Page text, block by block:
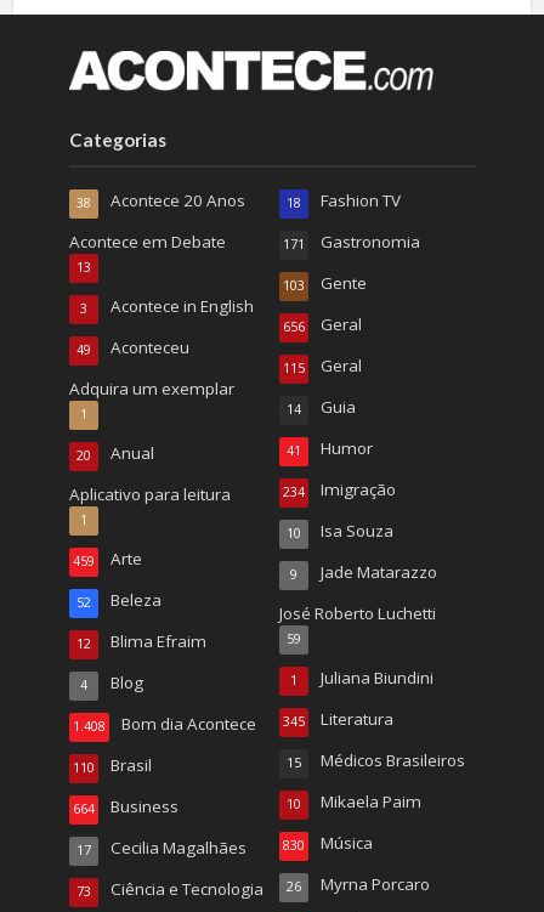
Categorias
Acontece 20 Anos
38
Acontece em Debate
13
Acontece in English
3
Aconteceu
49
Adquira um exemplar
1
Anual
20
Aplicativo para leitura
1
Arte
459
Beleza
52
Blima Efraim
12
Blog
4
Bom dia Acontece
1.408
Brasil
110
Business
664
Cecilia Magalhães
17
Ciência e Tecnologia
73
Fashion TV
18
Gastronomia
171
Gente
103
Geral
656
Geral
115
Guia
14
Humor
41
Imigração
234
Isa Souza
10
Jade Matarazzo
9
José Roberto Luchetti
59
Juliana Biundini
1
Literatura
345
Médicos Brasileiros
15
Mikaela Paim
10
Música
830
Myrna Porcaro
26